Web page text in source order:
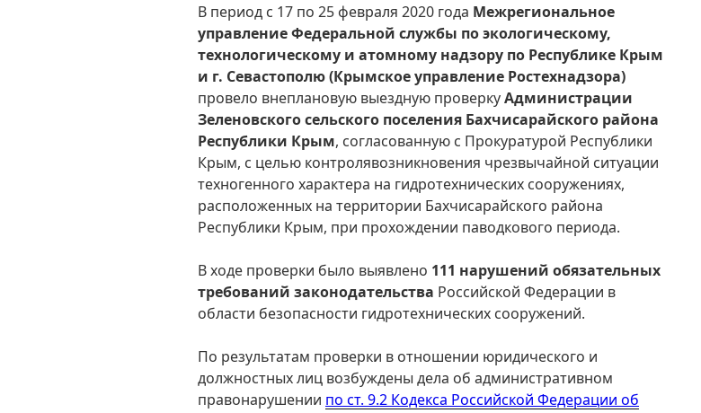
В период с 17 по 25 февраля 2020 года Межрегиональное
управление Федеральной службы по экологическому,
технологическому и атомному надзору по Республике Крым
и г. Севастополю (Крымское управление Ростехнадзора)
провело внеплановую выездную проверкуАдминистрации
Зеленовского сельского поселения Бахчисарайского района
Республики Крым, согласованную с Прокуратурой Республики
Крым, с целью контролявозникновения чрезвычайной ситуации
техногенного характера на гидротехнических сооружениях,
расположенных на территории Бахчисарайского района
Республики Крым, при прохождении паводкового периода.
В ходе проверки было выявлено 111 нарушений обязательных
требований законодательства Российской Федерации в
области безопасности гидротехнических сооружений.
По результатам проверки в отношении юридического и
должностных лиц возбуждены дела об административном
правонарушении по ст. 9.2 Кодекса Российской Федерации об